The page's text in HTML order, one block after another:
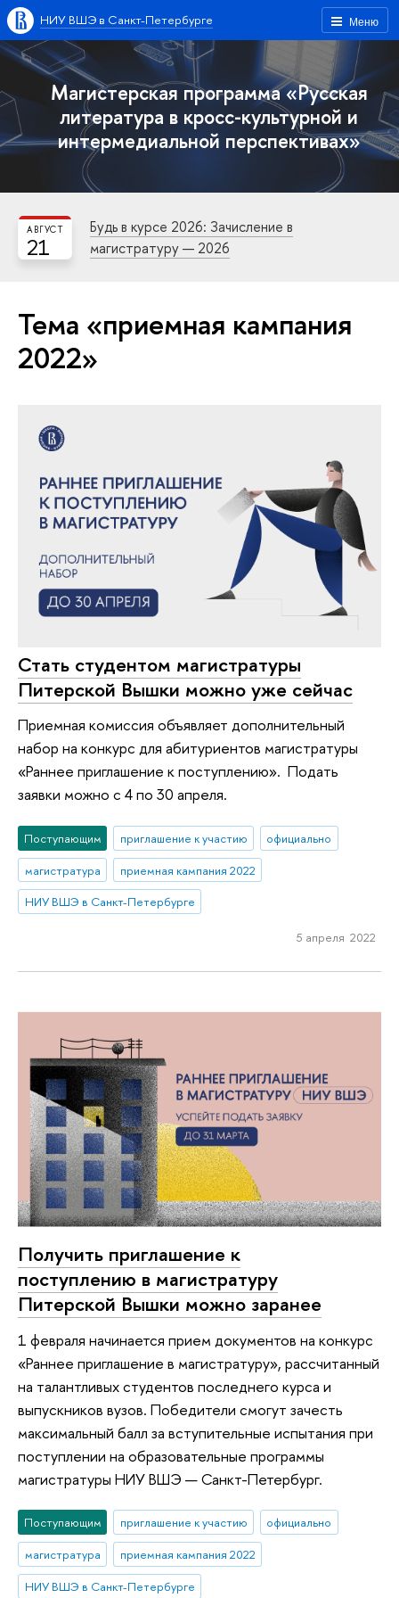
Меню
НИУ ВШЭ в Санкт-Петербурге
Магистерская программа «Русская
литература в кросс-культурной и
интермедиальной перспективах»
21
АВГУСТ
Будь в курсе 2026: Зачисление в
магистратуру — 2026
Тема «приемная кампания
2022»
Стать студентом магистратуры
Питерской Вышки можно уже сейчас
Приемная комиссия объявляет дополнительный
набор на конкурс для абитуриентов магистратуры
«Раннее приглашение к поступлению». Подать
заявки можно с 4 по 30 апреля.
Поступающим приглашение к участию
официально
магистратура
приемная кампания 2022
НИУ ВШЭ в Санкт-Петербурге
5 апреля 2022
Получить приглашение к
поступлению в магистратуру
Питерской Вышки можно заранее
1 февраля начинается прием документов на конкурс
«Раннее приглашение в магистратуру», рассчитанный
на талантливых студентов последнего курса и
выпускников вузов. Победители смогут зачесть
максимальный балл за вступительные испытания при
поступлении на образовательные программы
магистратуры НИУ ВШЭ — Санкт-Петербург.
Поступающим приглашение к участию
официально
магистратура
приемная кампания 2022
НИУ ВШЭ в Санкт-Петербурге